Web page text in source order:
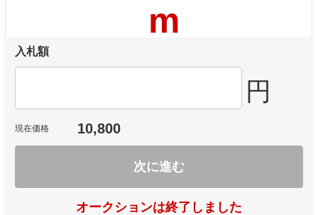
m
入札額
円
現在価格 10,800
次に進む
オークションは終了しました